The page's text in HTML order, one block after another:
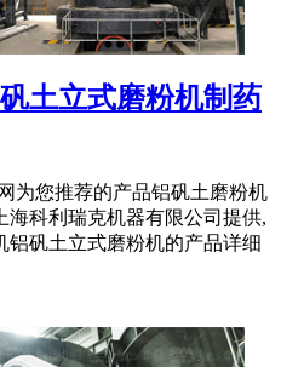
土立式磨粉机制药
为您推荐的产品铝矾土磨粉机
海科利瑞克机器有限公司提供,
铝矾土立式磨粉机的产品详细